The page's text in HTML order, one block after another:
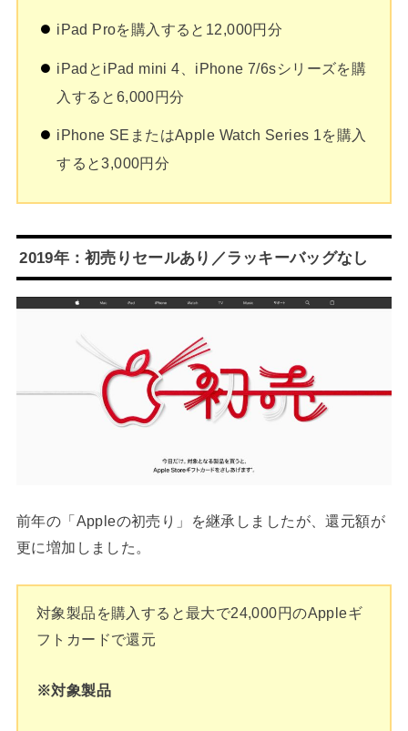
iPad Proを購入すると12,000円分
iPadとiPad mini 4、iPhone 7/6sシリーズを購
入すると6,000円分
iPhone SEまたはApple Watch Series 1を購入
すると3,000円分
2019年：初売りセールあり／ラッキーバッグなし
前年の「Appleの初売り」を継承しましたが、還元額が
更に増加しました。
対象製品を購入すると最大で24,000円のAppleギ
フトカードで還元
※対象製品